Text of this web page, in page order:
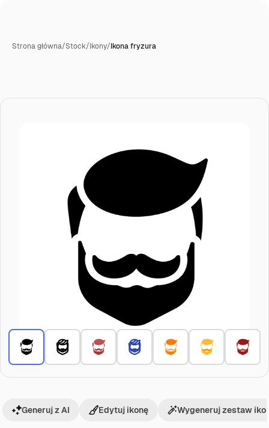
Strona główna/Stock/Ikony/Ikona fryzura
Generuj z AI Edytuj ikonę Wygeneruj zestaw